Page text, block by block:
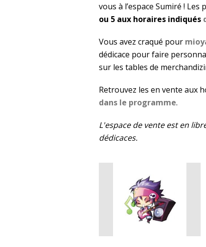
vous à l’espace Sumiré !
ou 5 aux horaires indiqués
Vous avez craqué pour
dédicace pour faire
sur les tables de
Retrouvez les en vente aux
dans le programme.
L'espace de vente est en
dédicaces.